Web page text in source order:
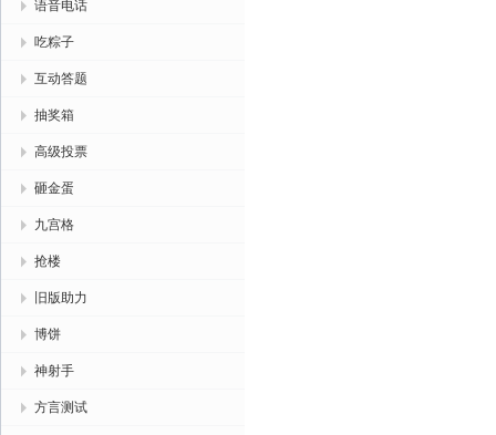
语音电话
吃粽子
互动答题
抽奖箱
高级投票
砸金蛋
九宫格
抢楼
旧版助力
博饼
神射手
方言测试